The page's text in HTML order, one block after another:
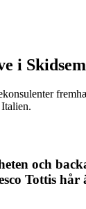
i
och
Tottis hår